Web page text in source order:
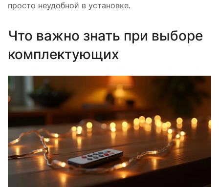
просто неудобной в установке.
Что важно знать при выборе
комплектующих